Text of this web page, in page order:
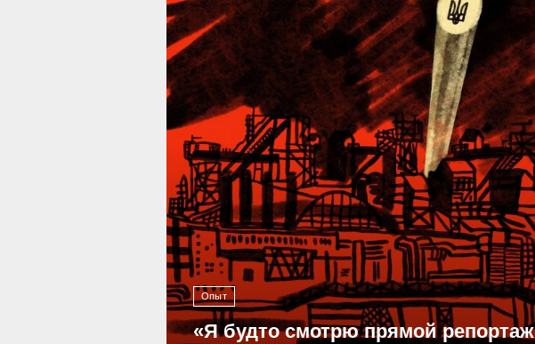
Опыт
«Я будто смотрю прямой репортаж
39 295